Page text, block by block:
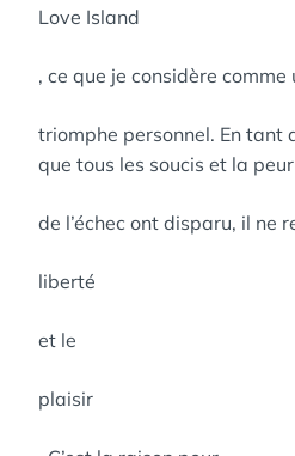
Love Island
, ce que je considère comme
triomphe personnel. En tant
que tous les soucis et la peur
de l’échec ont disparu, il ne
liberté
et le
plaisir